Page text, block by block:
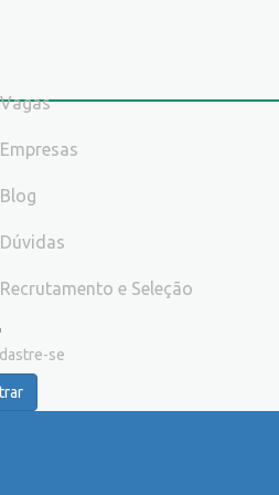
Vagas
Empresas
Blog
Dúvidas
Recrutamento e Seleção
se